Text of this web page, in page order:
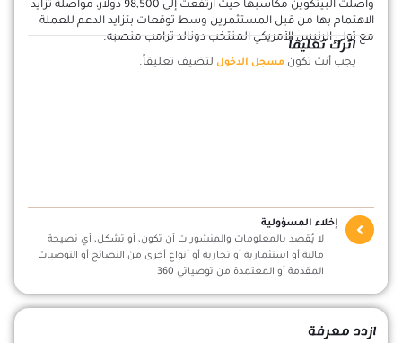
واصلت البيتكوين مكاسبها حيث ارتفعت إلى 98,500 دولار، مواصلة تزايد
الاهتمام بها من قبل المستثمرين وسط توقعات بتزايد الدعم للعملة
مع تولي الرئيس الأمريكي المنتخب دونالد ترامب منصبه.
اترك تعليقاً
يجب أنت تكون مسجل الدخول لتضيف تعليقاً.
إخلاء المسؤولية
لا يُقصد بالمعلومات والمنشورات أن تكون، أو تشكل، أي نصيحة
مالية أو استثمارية أو تجارية أو أنواع أخرى من النصائح أو التوصيات
المقدمة أو المعتمدة من توصياتي 360
ازدد معرفة